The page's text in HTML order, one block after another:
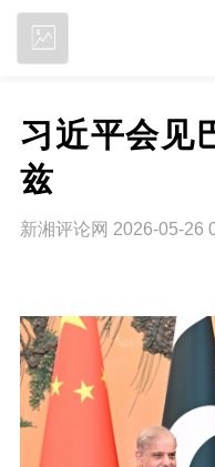
习近平会见
兹
新湘评论网 2026-05-26